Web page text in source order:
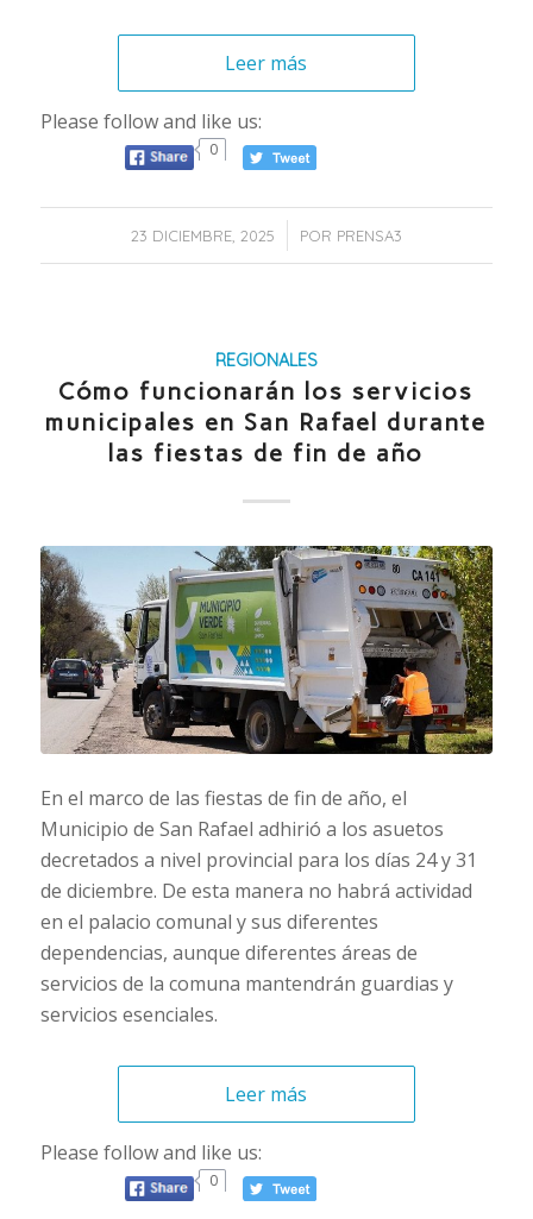
Leer más
Please follow and like us:
0
23 DICIEMBRE, 2025
/ POR PRENSA3
REGIONALES
Cómo funcionarán los servicios
municipales en San Rafael durante
las fiestas de fin de año
En el marco de las fiestas de fin de año, el
Municipio de San Rafael adhirió a los asuetos
decretados a nivel provincial para los días 24 y 31
de diciembre. De esta manera no habrá actividad
en el palacio comunal y sus diferentes
dependencias, aunque diferentes áreas de
servicios de la comuna mantendrán guardias y
servicios esenciales.
Leer más
Please follow and like us:
0